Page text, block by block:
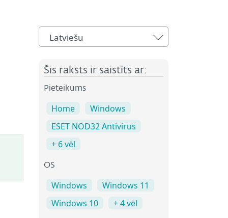
Latviešu
Šis raksts ir saistīts ar:
Pieteikums
Home
Windows
ESET NOD32 Antivirus
+ 6 vēl
OS
Windows
Windows 11
Windows 10
+ 4 vēl